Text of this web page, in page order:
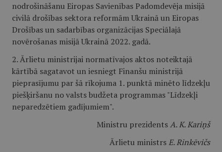
nodrošināšanu Eiropas Savienības Padomdevēja misijā
civilā drošības sektora reformām Ukrainā un Eiropas
Drošības un sadarbības organizācijas Speciālajā
novērošanas misijā Ukrainā 2022. gadā.
2. Ārlietu ministrijai normatīvajos aktos noteiktajā
kārtībā sagatavot un iesniegt Finanšu ministrijā
pieprasījumu par šā rīkojuma 1. punktā minēto līdzekļu
piešķiršanu no valsts budžeta programmas "Līdzekļi
neparedzētiem gadījumiem".
Ministru prezidentsA. K. Kariņš
Ārlietu ministrsE. Rinkēvičs